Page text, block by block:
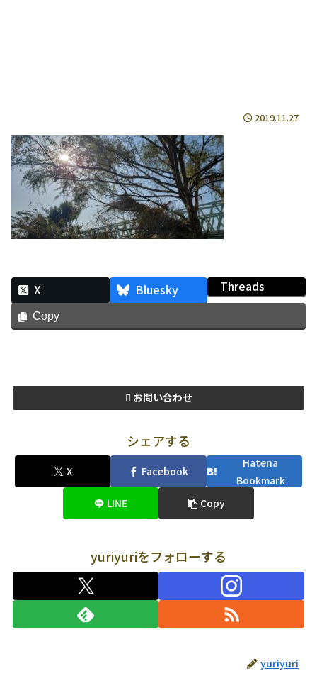
2019.11.27
X Bluesky Threads
Copy
お問い合わせ
シェアする
X Facebook
Hatena
Bookmark
LINE
Copy
yuriyuriをフォローする
yuriyuri